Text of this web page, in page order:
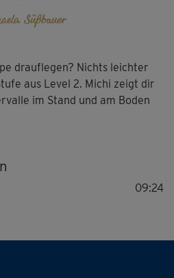
drauflegen? Nichts leichter
aus Level 2. Michi zeigt dir
im Stand und am Boden
und 20 Sekunden Pause,
und vielem mehr - mal
dabei deinen eigenen09:24
Süßbauer